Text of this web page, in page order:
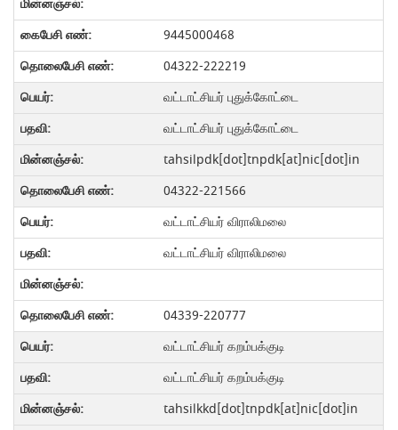
9445000468
04322-222219
வட்டாட்சியர் புதுக்கோட்டை
வட்டாட்சியர் புதுக்கோட்டை
tahsilpdk[dot]tnpdk[at]nic[dot]in
04322-221566
வட்டாட்சியர் விராலிமலை
வட்டாட்சியர் விராலிமலை
04339-220777
வட்டாட்சியர் கறம்பக்குடி
வட்டாட்சியர் கறம்பக்குடி
tahsilkkd[dot]tnpdk[at]nic[dot]in